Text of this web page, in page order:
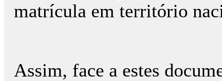
matrícula em território
Assim, face a estes